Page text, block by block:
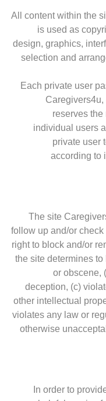
All content within the
is used as
design, graphics,
selection and
Each private user
Caregivers4u,
reserves
individual users
private user
according to
The site
follow up and/or
right to block and/or
the site determines
or obscene,
deception, (c)
other intellectual
violates any law or
otherwise
In order to